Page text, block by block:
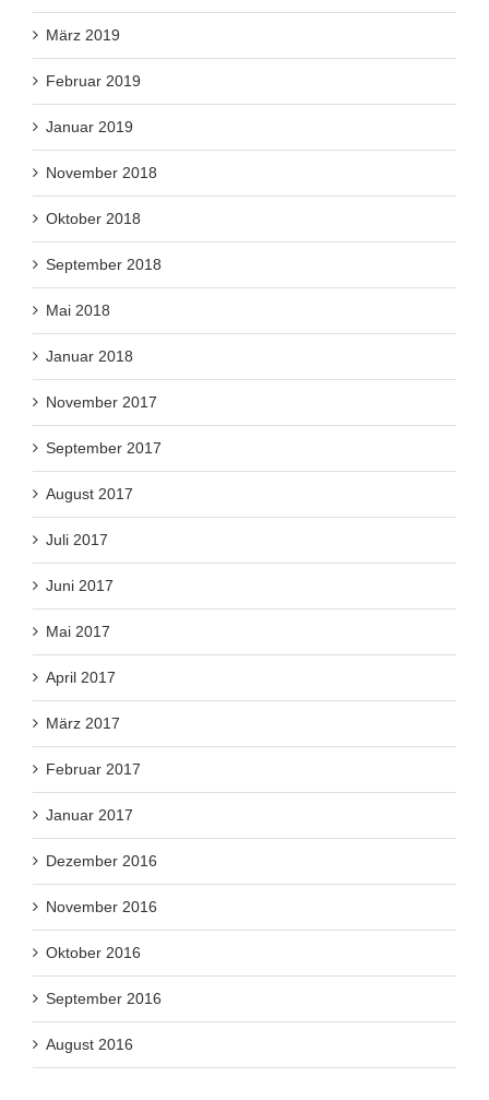
März 2019
Februar 2019
Januar 2019
November 2018
Oktober 2018
September 2018
Mai 2018
Januar 2018
November 2017
September 2017
August 2017
Juli 2017
Juni 2017
Mai 2017
April 2017
März 2017
Februar 2017
Januar 2017
Dezember 2016
November 2016
Oktober 2016
September 2016
August 2016